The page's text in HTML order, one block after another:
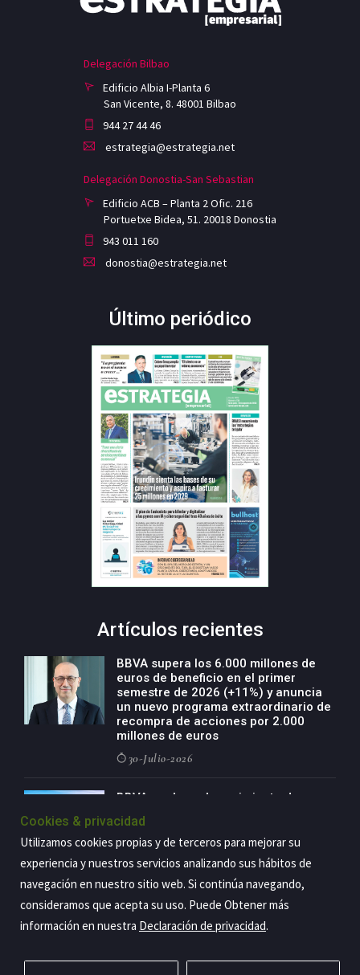
Delegación Bilbao
Edificio Albia I-Planta 6
San Vicente, 8. 48001 Bilbao
944 27 44 46
estrategia@estrategia.net
Delegación Donostia-San Sebastian
Edificio ACB – Planta 2 Ofic. 216
Portuetxe Bidea, 51. 20018 Donostia
943 011 160
donostia@estrategia.net
Último periódico
Artículos recientes
BBVA supera los 6.000 millones de
euros de beneficio en el primer
semestre de 2026 (+11%) y anuncia
un nuevo programa extraordinario de
recompra de acciones por 2.000
millones de euros
30-Julio-2026
BBVA acelera el crecimiento de su
de especialización presente en siete
países
29-Julio-2026
Copyright@2026 Estrategia Empresarial
Cookies & privacidad
Utilizamos cookies propias y de terceros para mejorar su
experiencia y nuestros servicios analizando sus hábitos de
navegación en nuestro sitio web. Si continúa navegando,
consideramos que acepta su uso. Puede Obtener más
información en nuestra Declaración de privacidad.